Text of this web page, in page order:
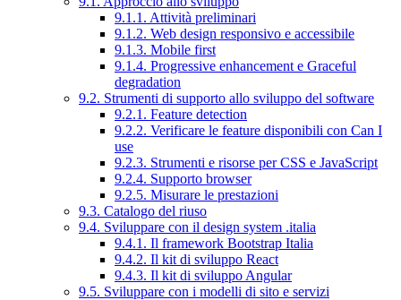
9.1.1. Attività preliminari
9.1.2. Web design responsivo e accessibile
9.1.3. Mobile first
9.1.4. Progressive enhancement e Graceful
degradation
9.2. Strumenti di supporto allo sviluppo del software
9.2.1. Feature detection
9.2.2. Verificare le feature disponibili con Can I
use
9.2.3. Strumenti e risorse per CSS e JavaScript
9.2.4. Supporto browser
9.2.5. Misurare le prestazioni
9.3. Catalogo del riuso
9.4. Sviluppare con il design system .italia
9.4.1. Il framework Bootstrap Italia
9.4.2. Il kit di sviluppo React
9.4.3. Il kit di sviluppo Angular
9.5. Sviluppare con i modelli di sito e servizi